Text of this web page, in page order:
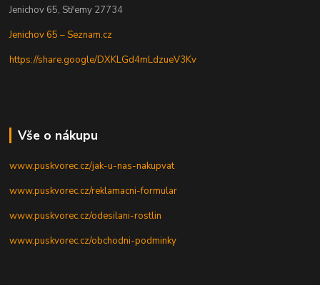
Jenichov 65, Střemy 27734
Jenichov 65 – Seznam.cz
https://share.google/DXKLGd4mLdzueV3Kv
Vše o nákupu
www.puskvorec.cz/jak-u-nas-nakupvat
www.puskvorec.cz/reklamacni-formular
www.puskvorec.cz/odesilani-rostlin
www.puskvorec.cz/obchodni-podminky